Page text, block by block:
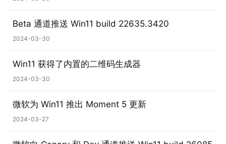
业
W
Beta 通道推送 Win11 build 22635.3420
2024-03-30
Win11 获得了内置的二维码生成器
2024-03-30
微软为 Win11 推出 Moment 5 更新
2024-03-27